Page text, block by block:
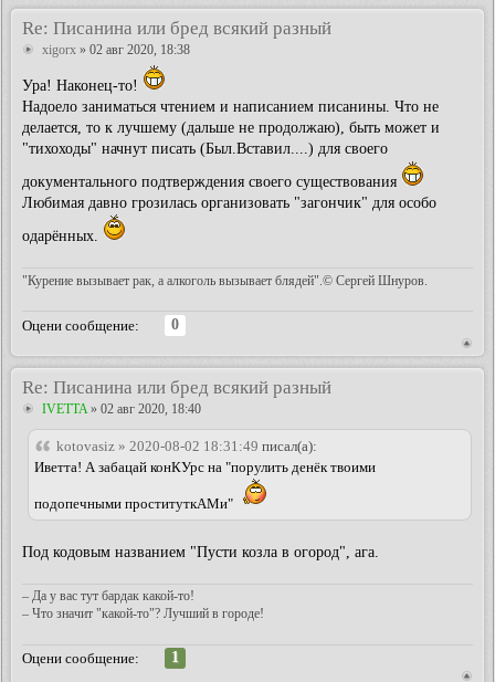
Re: Писанина или бред всякий разный
xigorx » 02 авг 2020, 18:38
Ура! Наконец-то!
Надоело заниматься чтением и написанием писанины. Что не
делается, то к лучшему (дальше не продолжаю), быть может и
"тихоходы" начнут писать (Был.Вставил....) для своего
документального подтверждения своего существования
Любимая давно грозилась организовать "загончик" для особо
одарённых.
"Курение вызывает рак, а алкоголь вызывает блядей".© Сергей Шнуров.
Оцени сообщение:
0
Re: Писанина или бред всякий разный
IVETTA » 02 авг 2020, 18:40
kotovasiz » 2020-08-02 18:31:49 писал(а):
Иветта! А забацай конКУрс на "порулить денёк твоими
подопечными проституткАМи"
Под кодовым названием "Пусти козла в огород", ага.
– Да у вас тут бардак какой-то!
– Что значит "какой-то"? Лучший в городе!
Оцени сообщение:
1